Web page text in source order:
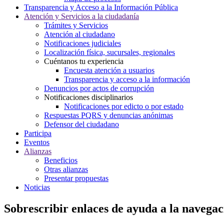
Transparencia y Acceso a la Información Pública
Atención y Servicios a la ciudadanía
Trámites y Servicios
Atención al ciudadano
Notificaciones judiciales
Localización física, sucursales, regionales
Cuéntanos tu experiencia
Encuesta atención a usuarios
Transparencia y acceso a la información
Denuncios por actos de corrupción
Notificaciones disciplinarios
Notificaciones por edicto o por estado
Respuestas PQRS y denuncias anónimas
Defensor del ciudadano
Participa
Eventos
Alianzas
Beneficios
Otras alianzas
Presentar propuestas
Noticias
Sobrescribir enlaces de ayuda a la